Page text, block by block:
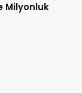
Milyonluk